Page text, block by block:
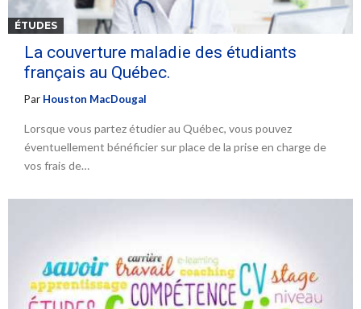
ÉTUDES
La couverture maladie des étudiants
français au Québec.
Par Houston MacDougal
Lorsque vous partez étudier au Québec, vous pouvez
éventuellement bénéficier sur place de la prise en charge de
vos frais de…